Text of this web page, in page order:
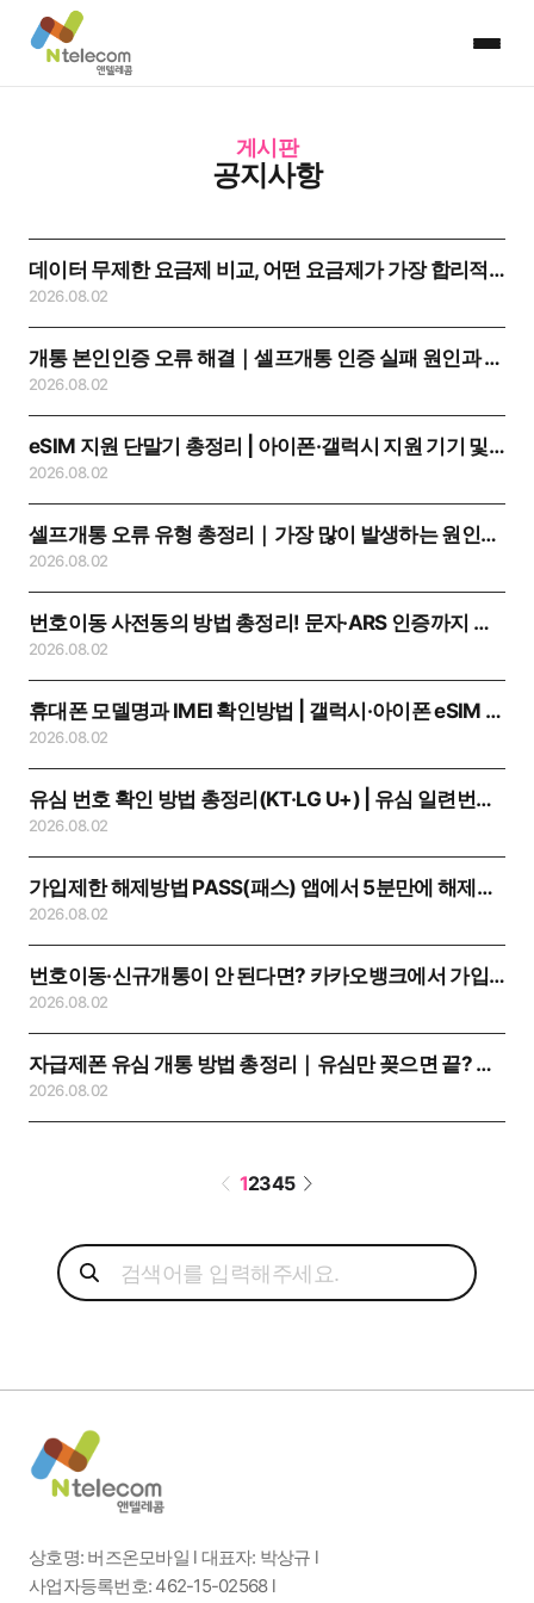
게시판
공지사항
데이터 무제한 요금제 비교, 어떤 요금제가 가장 합리적일까?
2026.08.02
개통 본인인증 오류 해결｜셀프개통 인증 실패 원인과 해결방법 총정리
2026.08.02
eSIM 지원 단말기 총정리 | 아이폰·갤럭시 지원 기기 및 확인 방법
2026.08.02
셀프개통 오류 유형 총정리｜가장 많이 발생하는 원인과 해결방법
2026.08.02
번호이동 사전동의 방법 총정리! 문자·ARS 인증까지 쉽게 따라하기
2026.08.02
휴대폰 모델명과 IMEI 확인방법 | 갤럭시·아이폰 eSIM 개통 전 필수 확인
2026.08.02
유심 번호 확인 방법 총정리(KT·LG U+) | 유심 일련번호 찾는 가장 쉬운 방법
2026.08.02
가입제한 해제방법 PASS(패스) 앱에서 5분만에 해제하는 방법
2026.08.02
번호이동·신규개통이 안 된다면? 카카오뱅크에서 가입제한 해제하는 방법
2026.08.02
자급제폰 유심 개통 방법 총정리｜유심만 꽂으면 끝? 번호이동·기기변경까지 쉽게 설명
2026.08.02
12345
상호명: 버즈온모바일 l 대표자: 박상규 l
사업자등록번호: 462-15-02568 l